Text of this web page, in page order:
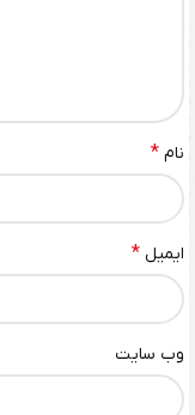
نام *
ایمیل *
وب‌ سایت